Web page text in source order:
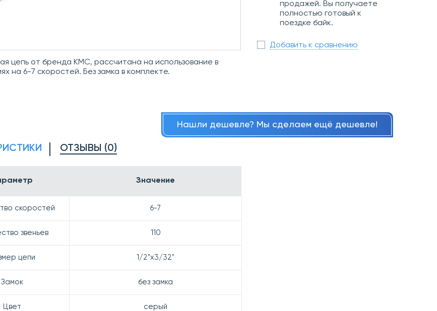
цепь от бренда КМС, рассчитана на использование в
на 6-7 скоростей. Без замка в комплекте.
продажей. Вы получаете
полностью готовый к
поездке байк.
Добавить к сравнению
Нашли дешевле? Мы сделаем ещё дешевле!
ОТЗЫВЫ (0)
Значение
скоростей 6-7
звеньев 110
цепи 1/2"х3/32"
Замок без замка
Цвет серый